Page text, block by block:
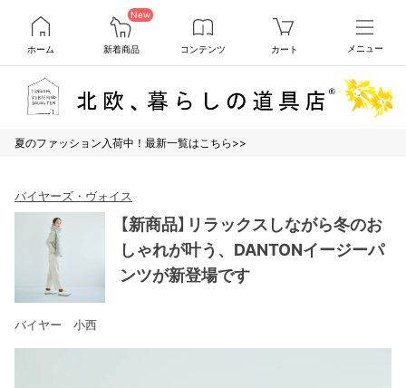
ホーム
New
新着商品 コンテンツ カート メニュー
夏のファッション入荷中！最新一覧はこちら>>
バイヤーズ・ヴォイス
【新商品】リラックスしながら冬のお
しゃれが叶う、DANTONイージーパ
ンツが新登場です
バイヤー 小西